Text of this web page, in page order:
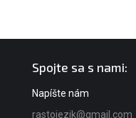
Spojte sa s nami:
Napíšte nám
rastojezik@gmail.com